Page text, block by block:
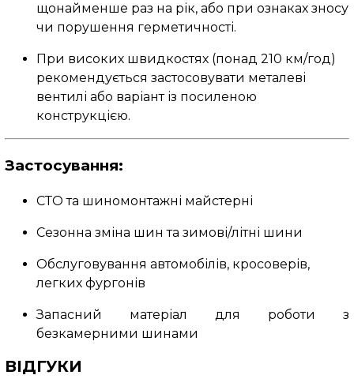
щонайменше раз на рік, або при ознаках зносу
чи порушення герметичності.
При високих швидкостях (понад 210 км/год)
рекомендується застосовувати металеві
вентилі або варіант із посиленою
конструкцією.
Застосування:
СТО та шиномонтажні майстерні
Сезонна зміна шин та зимові/літні шини
Обслуговування автомобілів, кросоверів,
легких фургонів
Запасний матеріал для роботи з
безкамерними шинами
ВІДГУКИ